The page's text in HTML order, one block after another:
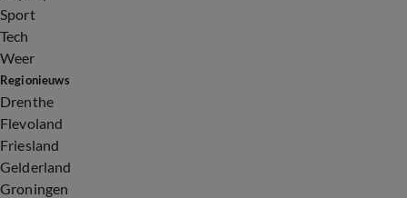
Sport
Tech
Weer
Regionieuws
Drenthe
Flevoland
Friesland
Gelderland
Groningen